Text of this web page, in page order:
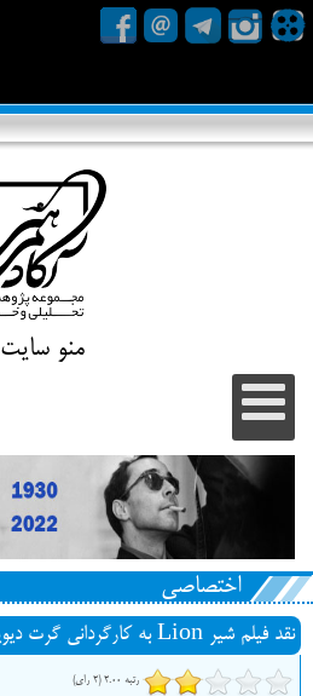
منو سایت
اختصاصی
نقد فیلم شیر Lion به کارگردانی گرت دیویس؛ ستاره سرگردان هند
رتبه 2.00 (2 رای)